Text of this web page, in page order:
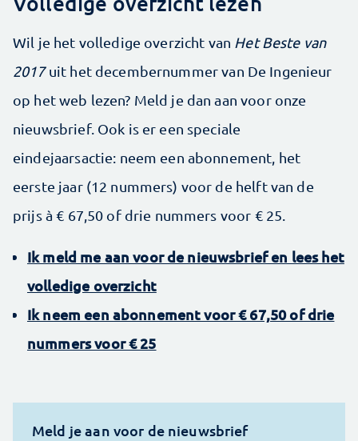
Wil je het volledige overzicht van Het Beste van
2017uit het decembernummer van De Ingenieur
op het web lezen? Meld je dan aan voor onze
nieuwsbrief. Ook is er een speciale
eindejaarsactie: neem een abonnement, het
eerste jaar (12 nummers) voor de helft van de
prijs à € 67,50 of drie nummers voor € 25.
Ik meld me aan voor de nieuwsbrief en lees het
volledige overzicht
Ik neem een abonnement voor € 67,50 of drie
nummers voor € 25
Meld je aan voor de nieuwsbrief